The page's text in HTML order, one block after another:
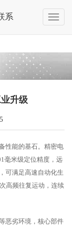
系
升级
性能的基石。精密电
毫米级定位精度，远
可满足高速自动化生
高频往复运动，连续
恶劣环境，核心部件